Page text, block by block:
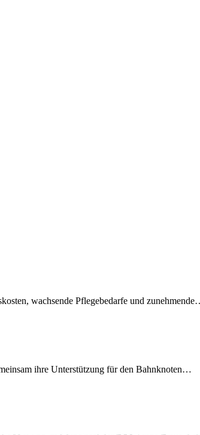
wachsende Pflegebedarfe und
ihre Unterstützung für den Bahnknoten…